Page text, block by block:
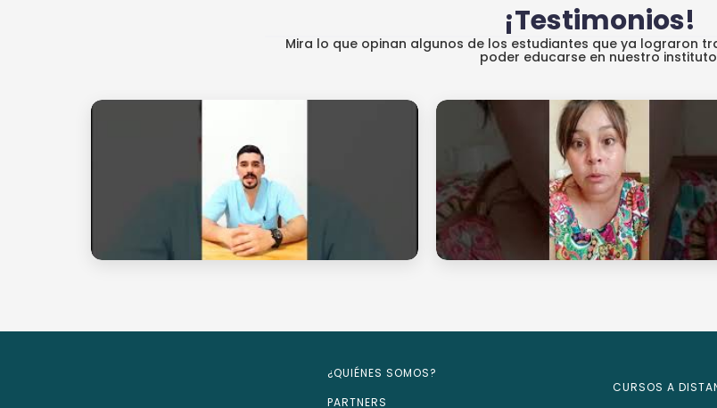
¡Testimonios!
Mira lo que opinan algunos de los estudiantes que ya lograron
poder educarse en nuestro
¿QUIÉNES SOMOS?
PARTNERS
CURSOS A